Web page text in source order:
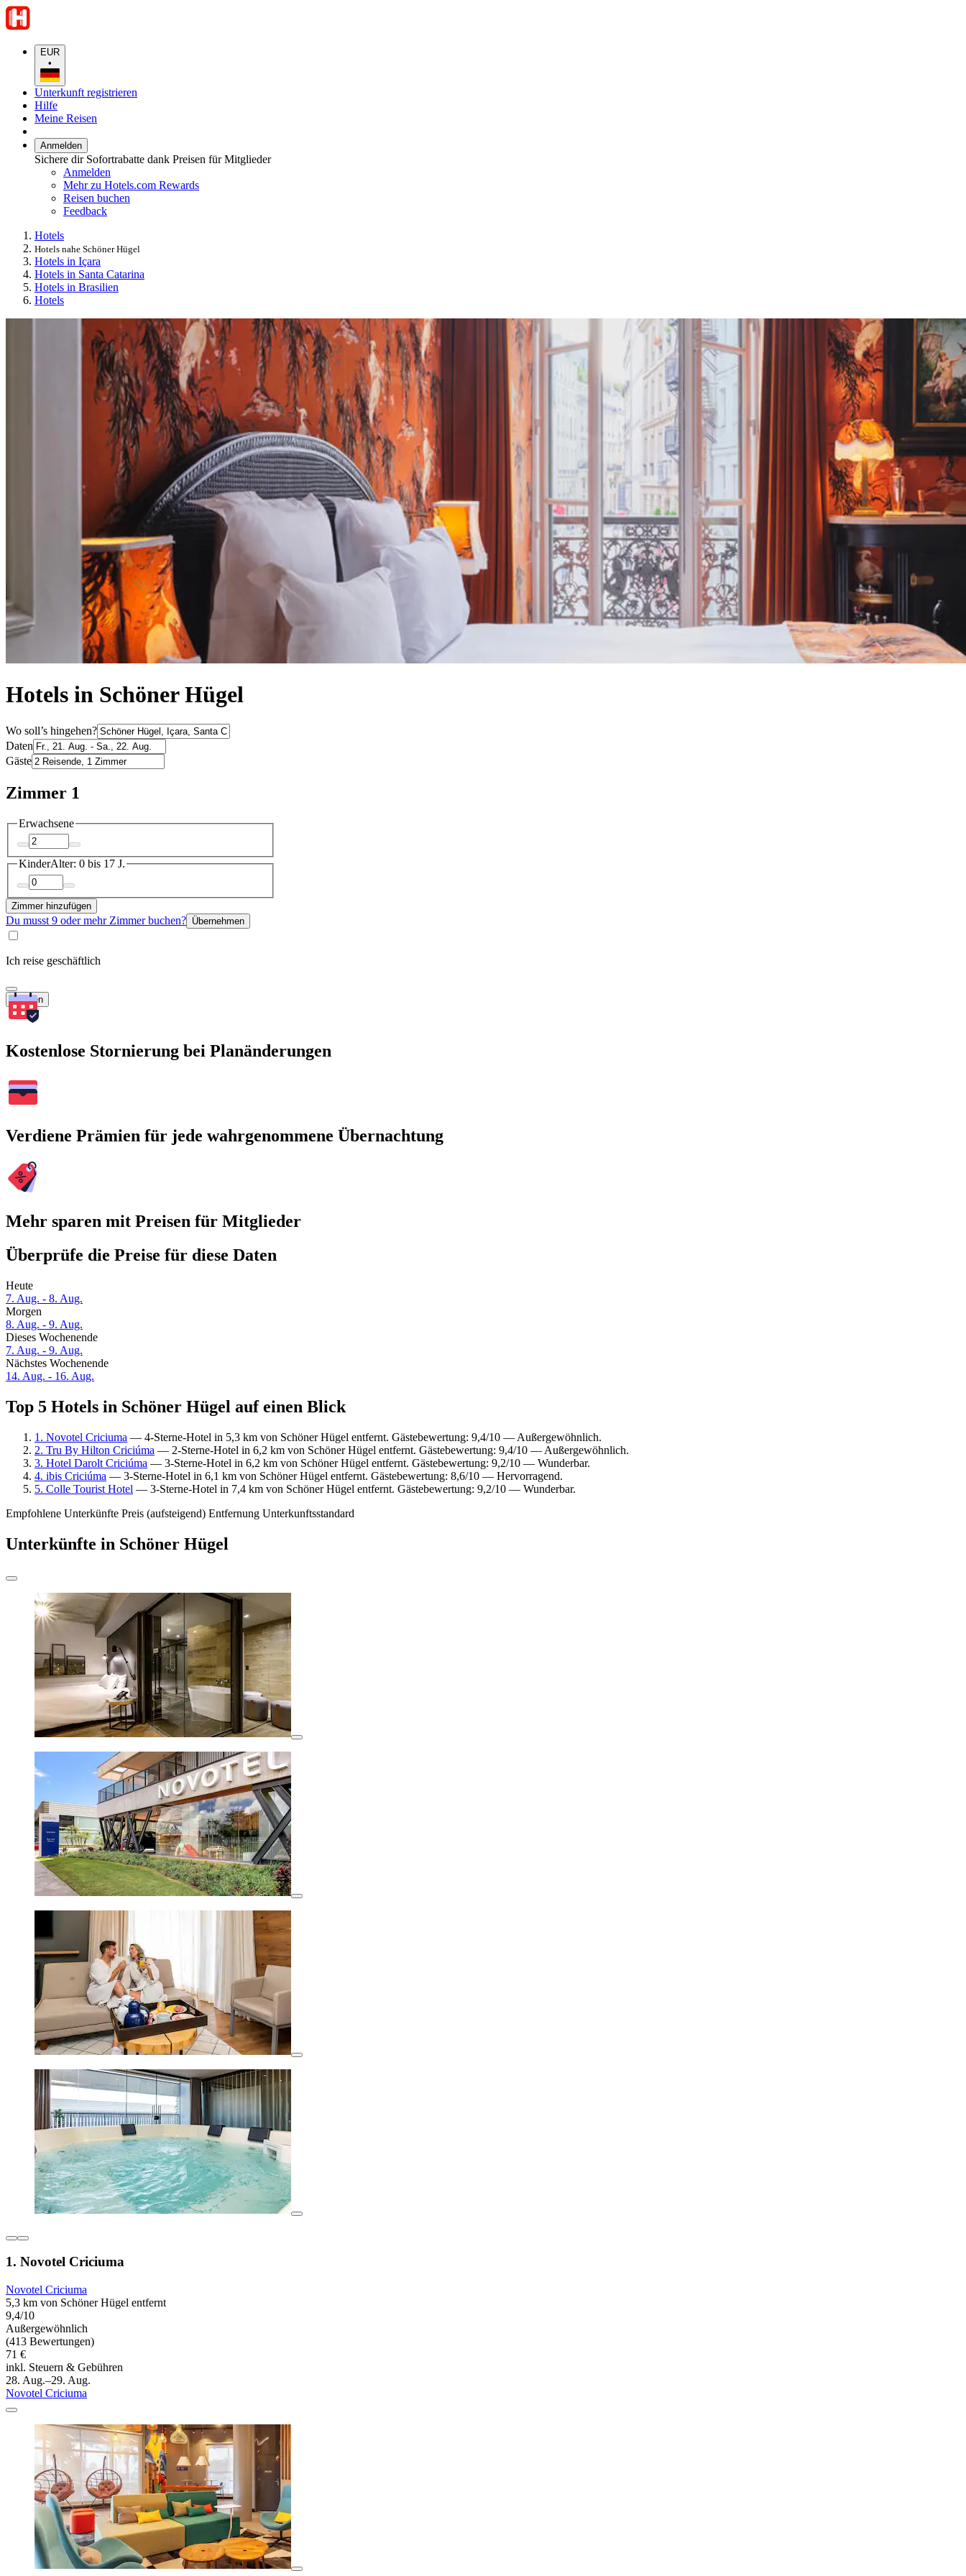
EUR
•
Unterkunft registrieren
Hilfe
Meine Reisen
Anmelden
Sichere dir Sofortrabatte dank Preisen für Mitglieder
Anmelden
Mehr zu Hotels.com Rewards
Reisen buchen
Feedback
Hotels
Hotels nahe Schöner Hügel
Hotels in Içara
Hotels in Santa Catarina
Hotels in Brasilien
Hotels
Hotels in Schöner Hügel
Wo soll’s hingehen?
Daten
Gäste
Zimmer 1
Erwachsene
KinderAlter: 0 bis 17 J.
Zimmer hinzufügen
Du musst 9 oder mehr Zimmer buchen? Übernehmen
Ich reise geschäftlich
Suchen
Kostenlose Stornierung bei Planänderungen
Verdiene Prämien für jede wahrgenommene Übernachtung
Mehr sparen mit Preisen für Mitglieder
Überprüfe die Preise für diese Daten
Heute
7. Aug. - 8. Aug.
Morgen
8. Aug. - 9. Aug.
Dieses Wochenende
7. Aug. - 9. Aug.
Nächstes Wochenende
14. Aug. - 16. Aug.
Top 5 Hotels in Schöner Hügel auf einen Blick
1. Novotel Criciuma — 4-Sterne-Hotel in 5,3 km von Schöner Hügel entfernt. Gästebewertung: 9,4/10 — Außergewöhnlich.
2. Tru By Hilton Criciúma — 2-Sterne-Hotel in 6,2 km von Schöner Hügel entfernt. Gästebewertung: 9,4/10 — Außergewöhnlich.
3. Hotel Darolt Criciúma — 3-Sterne-Hotel in 6,2 km von Schöner Hügel entfernt. Gästebewertung: 9,2/10 — Wunderbar.
4. ibis Criciúma — 3-Sterne-Hotel in 6,1 km von Schöner Hügel entfernt. Gästebewertung: 8,6/10 — Hervorragend.
5. Colle Tourist Hotel — 3-Sterne-Hotel in 7,4 km von Schöner Hügel entfernt. Gästebewertung: 9,2/10 — Wunderbar.
Empfohlene Unterkünfte Preis (aufsteigend) Entfernung Unterkunftsstandard
Unterkünfte in Schöner Hügel
1. Novotel Criciuma
Novotel Criciuma
5,3 km von Schöner Hügel entfernt
9,4/10
Außergewöhnlich
(413 Bewertungen)
71 €
inkl. Steuern & Gebühren
28. Aug.–29. Aug.
Novotel Criciuma